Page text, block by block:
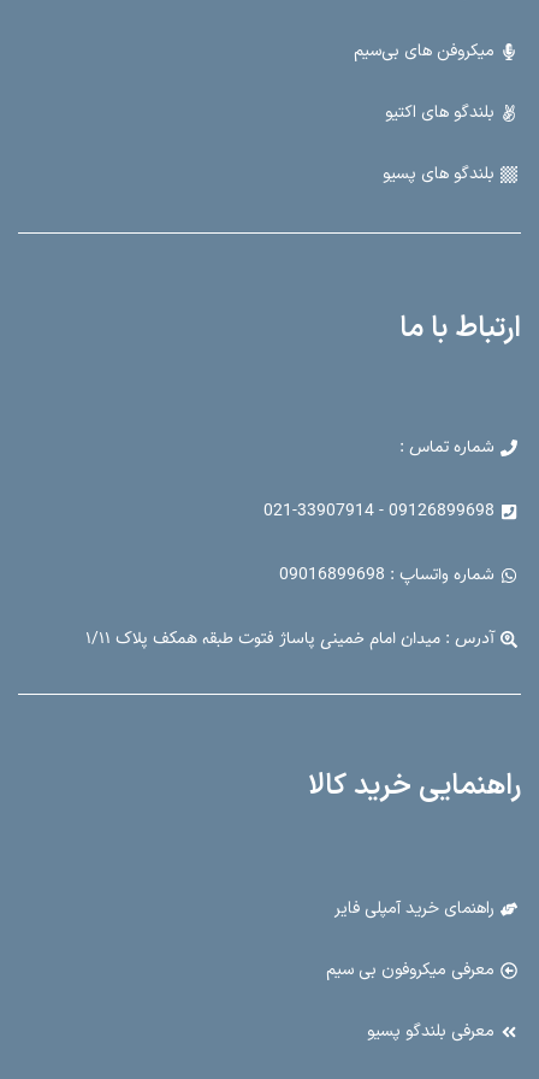
میکروفن های بی‌سیم
بلندگو های اکتیو
بلندگو های پسیو
ارتباط با ما
شماره تماس :
09126899698 - 021-33907914
شماره واتساپ : 09016899698
آدرس : میدان امام خمینی پاساژ فتوت طبقه همکف پلاک ۱/۱۱
راهنمایی خرید کالا
راهنمای خرید آمپلی فایر
معرفی میکروفون بی سیم
معرفی بلندگو پسیو